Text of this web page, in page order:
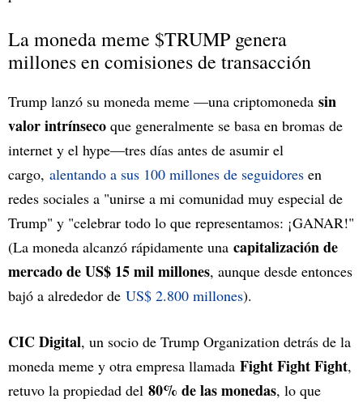
La moneda meme $TRUMP genera
millones en comisiones de transacción
Trump lanzó su moneda meme —una criptomoneda sin
valor intrínseco que generalmente se basa en bromas de
internet y el hype—tres días antes de asumir el
cargo, alentando a sus 100 millones de seguidores en
redes sociales a "unirse a mi comunidad muy especial de
Trump" y "celebrar todo lo que representamos: ¡GANAR!"
(La moneda alcanzó rápidamente una capitalización de
mercado de US$ 15 mil millones, aunque desde entonces
bajó a alrededor de US$ 2.800 millones).
CIC Digital, un socio de Trump Organization detrás de la
moneda meme y otra empresa llamada Fight Fight Fight,
retuvo la propiedad del 80% de las monedas, lo que